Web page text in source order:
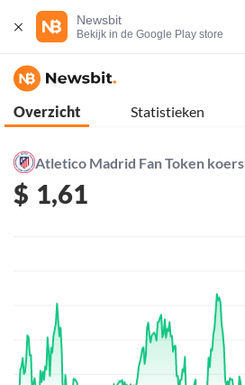
Newsbit
Bekijk in de Google Play store
Overzicht Statistieken
Atletico Madrid Fan Token koers
$ 1,61